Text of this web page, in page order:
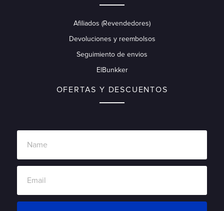
Afiliados (Revendedores)
Devoluciones y reembolsos
Seguimiento de envios
ElBunkker
OFERTAS Y DESCUENTOS